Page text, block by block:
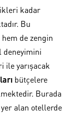
kadar
Bu
de zengin
deneyimini
ile yarışacak
bütçelere
Burada
alan otellerde